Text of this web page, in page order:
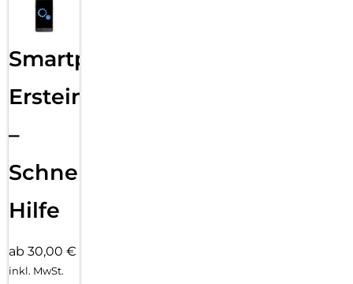
Smartphone
Ersteinrichtung
–
Schnelle
Hilfe
ab 30,00 €
inkl. MwSt.